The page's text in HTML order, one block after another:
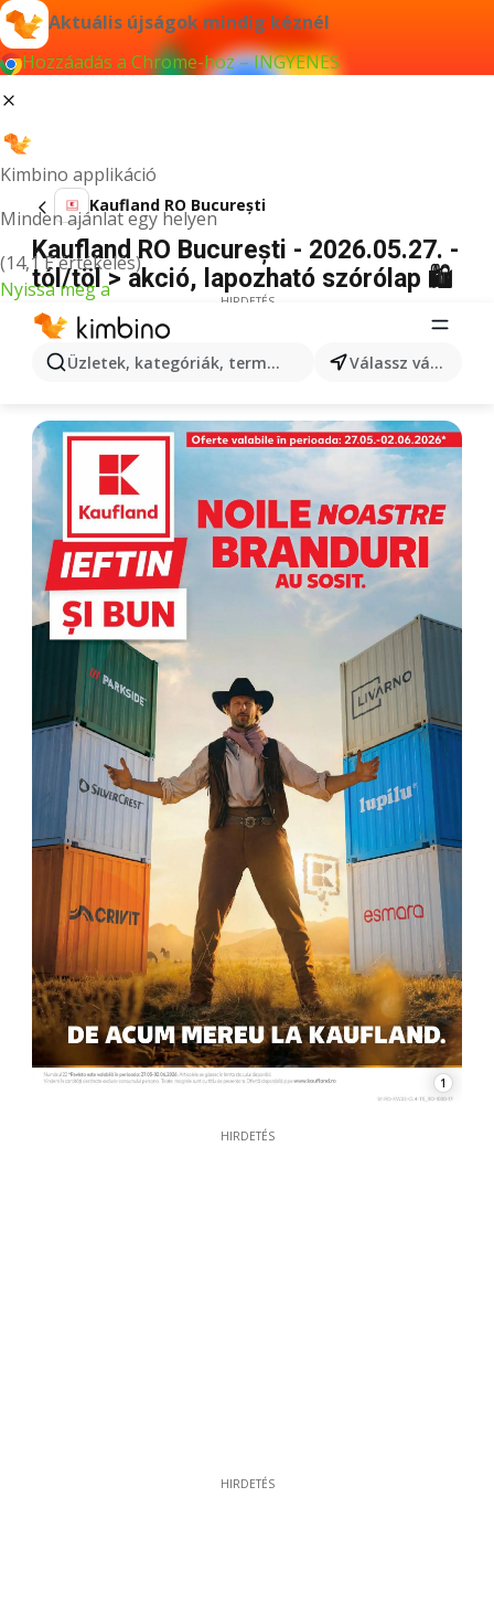
Aktuális újságok mindig kéznél
Hozzáadás a Chrome-hoz – INGYENES
Kimbino applikáció
Minden ajánlat egy helyen
(14,1 E értékelés)
Nyissa meg a
Üzletek, kategóriák, termékek keresése... Válassz várost
Kaufland RO București
Kaufland RO București - 2026.05.27. -
tól/töl > akció, lapozható szórólap 🛍️
HIRDETÉS
1
HIRDETÉS
HIRDETÉS